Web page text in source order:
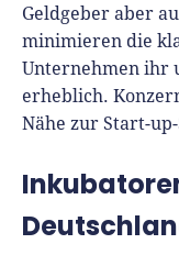
Geldgeber aber
minimieren die
Unternehmen ihr
erheblich.
Nähe zur Start-